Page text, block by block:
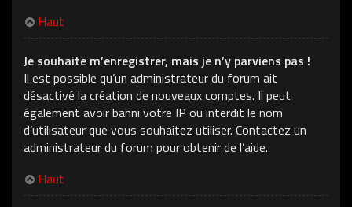
Haut
Je souhaite m’enregistrer, mais je n’y parviens pas !
Il est possible qu’un administrateur du forum ait
désactivé la création de nouveaux comptes. Il peut
également avoir banni votre IP ou interdit le nom
d’utilisateur que vous souhaitez utiliser. Contactez un
administrateur du forum pour obtenir de l’aide.
Haut